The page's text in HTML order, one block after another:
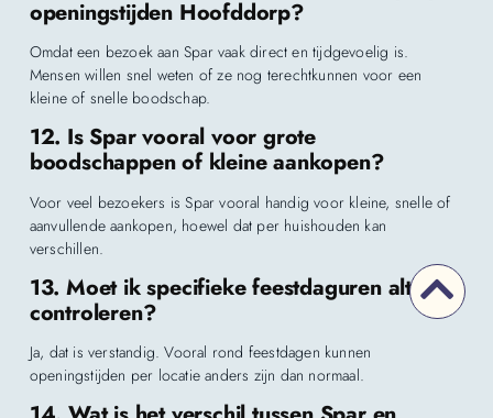
openingstijden Hoofddorp?
Omdat een bezoek aan Spar vaak direct en tijdgevoelig is.
Mensen willen snel weten of ze nog terechtkunnen voor een
kleine of snelle boodschap.
12. Is Spar vooral voor grote
boodschappen of kleine aankopen?
Voor veel bezoekers is Spar vooral handig voor kleine, snelle of
aanvullende aankopen, hoewel dat per huishouden kan
verschillen.
13. Moet ik specifieke feestdaguren altijd
controleren?
Ja, dat is verstandig. Vooral rond feestdagen kunnen
openingstijden per locatie anders zijn dan normaal.